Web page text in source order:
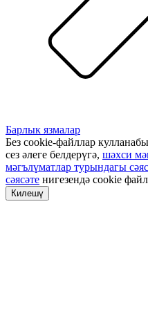
Барлык язмалар
Без cookie-файллар
сез әлеге белдерүгә, шәхси
мәгълүматлар турындагы
сәясәте нигезендә cookie
Килешү